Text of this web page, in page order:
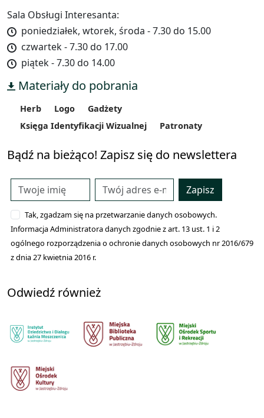
Sala Obsługi Interesanta:
poniedziałek, wtorek, środa - 7.30 do 15.00
czwartek - 7.30 do 17.00
piątek - 7.30 do 14.00
Materiały do pobrania
Herb Logo
Gadżety
Księga Identyfikacji Wizualnej
Patronaty
Bądź na bieżąco! Zapisz się do newslettera
Zapisz
Tak, zgadzam się na przetwarzanie danych osobowych.
Informacja Administratora danych zgodnie z art. 13 ust. 1 i 2
ogólnego rozporządzenia o ochronie danych osobowych nr 2016/679
z dnia 27 kwietnia 2016 r.
Odwiedź również